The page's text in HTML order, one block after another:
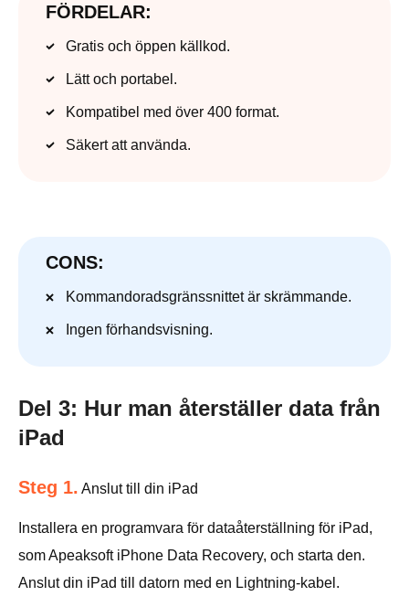
FÖRDELAR:
Gratis och öppen källkod.
Lätt och portabel.
Kompatibel med över 400 format.
Säkert att använda.
CONS:
Kommandoradsgränssnittet är skrämmande.
Ingen förhandsvisning.
Del 3: Hur man återställer data från
iPad
Steg 1. Anslut till din iPad
Installera en programvara för dataåterställning för iPad,
som Apeaksoft iPhone Data Recovery, och starta den.
Anslut din iPad till datorn med en Lightning-kabel.